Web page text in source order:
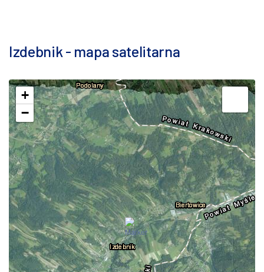
Izdebnik - mapa satelitarna
+
−